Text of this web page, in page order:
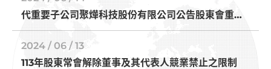
代重要子公司聚燁科技股份有限公司公告股東會重要
決議事項及 累積虧損達實收資本額二分之一
2024 / 06 / 13
113年股東常會解除董事及其代表人競業禁止之限制